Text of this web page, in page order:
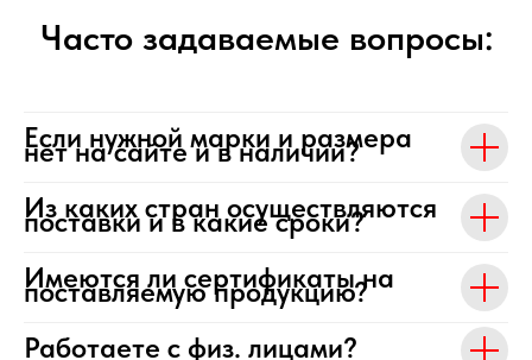
Часто задаваемые вопросы:
Если нужной марки и размера
нет на сайте и в наличии?
Из каких стран осуществляются
поставки и в какие сроки?
Имеются ли сертификаты на
поставляемую продукцию?
Работаете с физ. лицами?